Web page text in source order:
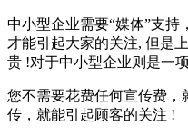
中小型企业需要“媒体”支持
才能引起大家的关注, 但是
贵 !对于中小型企业则是一
您不需要花费任何宣传费，
传，就能引起顾客的关注 !